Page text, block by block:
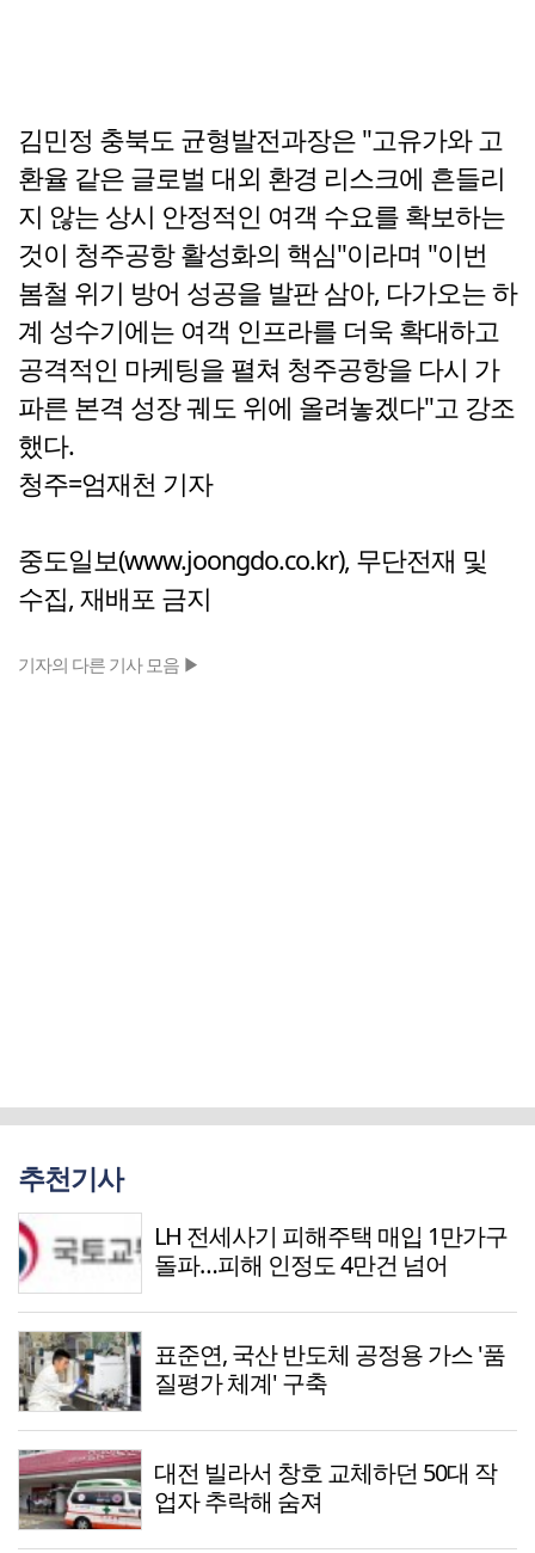
김민정 충북도 균형발전과장은 "고유가와 고
환율 같은 글로벌 대외 환경 리스크에 흔들리
지 않는 상시 안정적인 여객 수요를 확보하는
것이 청주공항 활성화의 핵심"이라며 "이번
봄철 위기 방어 성공을 발판 삼아, 다가오는 하
계 성수기에는 여객 인프라를 더욱 확대하고
공격적인 마케팅을 펼쳐 청주공항을 다시 가
파른 본격 성장 궤도 위에 올려놓겠다"고 강조
했다.
청주=엄재천 기자
중도일보(www.joongdo.co.kr), 무단전재 및
수집, 재배포 금지
기자의 다른 기사 모음 ▶
추천기사
LH 전세사기 피해주택 매입 1만가구
돌파…피해 인정도 4만건 넘어
표준연, 국산 반도체 공정용 가스 '품
질평가 체계' 구축
대전 빌라서 창호 교체하던 50대 작
업자 추락해 숨져